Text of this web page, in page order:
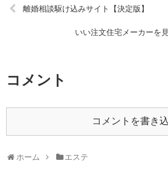
離婚相談駆け込みサイト【決定版】
いい注文住宅メーカーを
コメント
コメントを書き
ホーム エステ